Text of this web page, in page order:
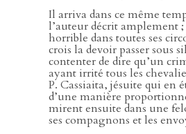
Il arriva dans ce même
l’auteur décrit amplement
horrible dans toutes ses
crois la devoir passer sous
contenter de dire qu’un
ayant irrité tous les
P. Cassiaita, jésuite qui en
d’une manière
mirent ensuite dans une
ses compagnons et les